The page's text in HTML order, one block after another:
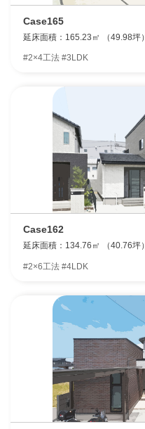
Case165
延床面積：165.23㎡ （49.98坪）
#2×4工法 #3LDK
Case162
延床面積：134.76㎡ （40.76坪）
#2×6工法 #4LDK